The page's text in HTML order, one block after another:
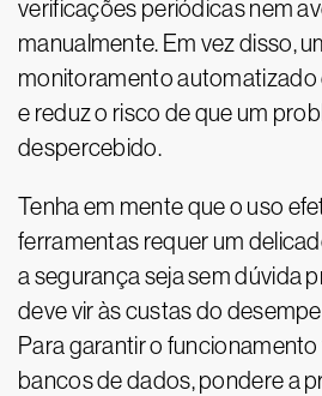
verificações periódicas nem
manualmente. Em vez disso,
monitoramento
e reduz o risco de que um
despercebido.
Tenha em mente que o uso
ferramentas requer um
a segurança seja sem dúvida
deve vir às custas do
Para garantir o
bancos de dados, pondere a